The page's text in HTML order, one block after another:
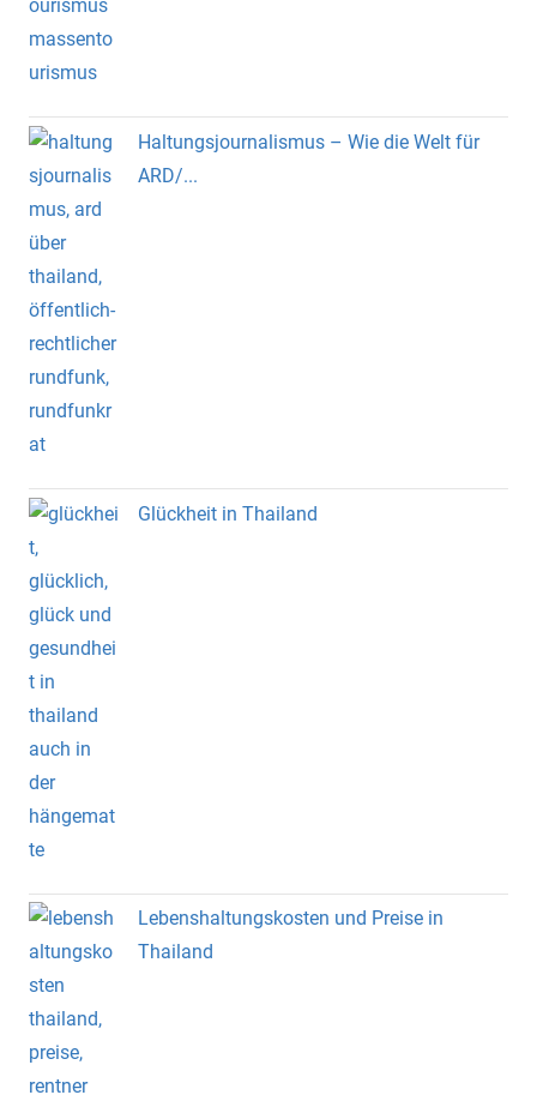
Haltungsjournalismus – Wie die Welt für
ARD/...
Glückheit in Thailand
Lebenshaltungskosten und Preise in
Thailand